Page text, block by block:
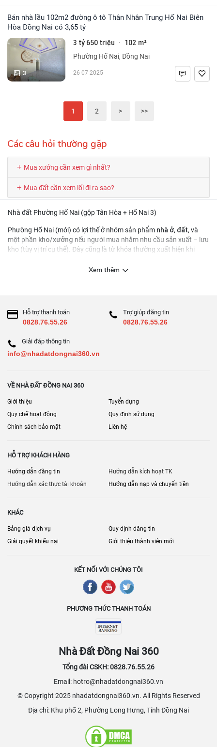
Bán nhà lầu 102m2 đường ô tô Thân Nhân Trung Hố Nai Biên
Hòa Đồng Nai có 3,65 tỷ
3
3 tỷ 650 triệu · 102 m²
Phường Hố Nai, Đồng Nai
26-07-2025
1 2 > >>
Các câu hỏi thường gặp
Mua xưởng cần xem gì nhất?
Mua đất cần xem lối đi ra sao?
Nhà đất Phường Hố Nai (gộp Tân Hòa + Hố Nai 3)
Phường Hố Nai (mới) có lợi thế ở nhóm sản phẩm nhà ở, đất, và
một phần kho/xưởng nếu người mua nhắm nhu cầu sản xuất – lưu
kho (tùy vị trí cụ thể). Đây cũng là từ khóa thường xuất hiện khi
Kho – nhà xưởng: ưu tiên đường xe tải, điện 3 pha (nếu có)
Nhà ở: lọc
Xưởng: lọcdiện tích, điện 3 pha, đường xe tải
Ngân sách linh hoạt: xem Bán nhà đất Đồng Nai
Xem thêm
Hỗ trợ thanh toán
0828.76.55.26
Trợ giúp đăng tin
0828.76.55.26
Giải đáp thông tin
info@nhadatdongnai360.vn
VỀ NHÀ ĐẤT ĐỒNG NAI 360
Giới thiệu
Tuyển dụng
Quy chế hoạt động
Quy định sử dụng
Chính sách bảo mật
Liên hệ
HỖ TRỢ KHÁCH HÀNG
Hướng dẫn đăng tin
Hướng dẫn kích hoạt TK
Hướng dẫn xác thực tài khoản
Hướng dẫn nạp và chuyển tiền
KHÁC
Bảng giá dịch vụ
Quy định đăng tin
Giải quyết khiếu nại
Giới thiệu thành viên mới
KẾT NỐI VỚI CHÚNG TÔI
PHƯƠNG THỨC THANH TOÁN
Nhà Đất Đồng Nai 360
Tổng đài CSKH: 0828.76.55.26
Email: hotro@nhadatdongnai360.vn
© Copyright 2025 nhadatdongnai360.vn. All Rights Reserved
Địa chỉ: Khu phố 2, Phường Long Hưng, Tỉnh Đồng Nai